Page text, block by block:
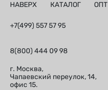
НАВЕРХ КАТАЛОГ ОПТ
+7(499) 557 57 95
8(800) 444 09 98
г. Москва,
Чапаевский переулок, 14,
офис 15.